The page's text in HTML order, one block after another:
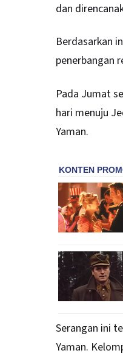
dan
Berdasarkan
penerbangan
Pada Jumat
hari menuju
Yaman.
Serangan ini
Yaman.